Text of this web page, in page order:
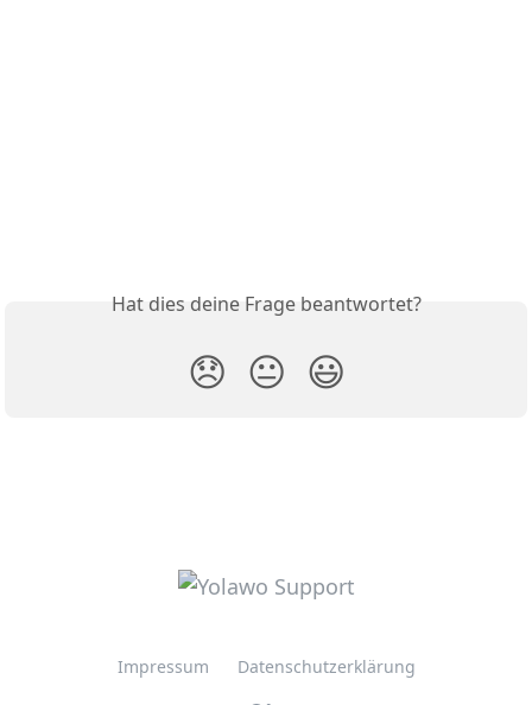
Hat dies deine Frage beantwortet?
😞 😐 😃
Impressum Datenschutzerklärung